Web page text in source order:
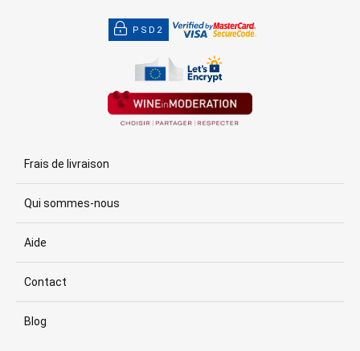
PSD2
Frais de livraison
Qui sommes-nous
Aide
Contact
Blog